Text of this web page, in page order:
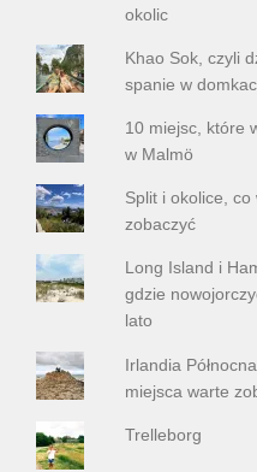
okolic
Khao Sok, czyli
spanie w
10 miejsc, które
w Malmö
Split i okolice, co
zobaczyć
Long Island i
gdzie
lato
Irlandia
miejsca warte
Trelleborg